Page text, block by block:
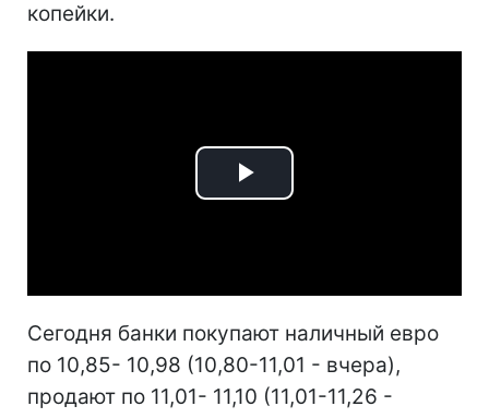
копейки.
Play
Сегодня банки покупают наличный евро
по 10,85- 10,98 (10,80-11,01 - вчера),
продают по 11,01- 11,10 (11,01-11,26 -